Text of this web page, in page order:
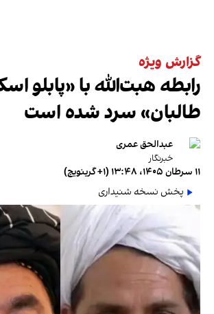
گزارش ویژه
رابطه هبت‌الله با «پابلو
طالبان» سرد شده است
عبدالحق عمری
خبرنگار
۱۱ سرطان ۱۴۰۵، ۱۳:۴۸ (‎+۱ گرینویچ)
پخش نسخه شنیداری